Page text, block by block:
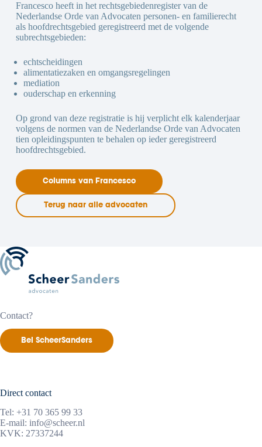
Francesco heeft in het rechtsgebiedenregister van de
Nederlandse Orde van Advocaten personen- en familierecht
als hoofdrechtsgebied geregistreerd met de volgende
subrechtsgebieden:
echtscheidingen
alimentatiezaken en omgangsregelingen
mediation
ouderschap en erkenning
Op grond van deze registratie is hij verplicht elk kalenderjaar
volgens de normen van de Nederlandse Orde van Advocaten
tien opleidingspunten te behalen op ieder geregistreerd
hoofdrechtsgebied.
Columns van Francesco
Terug naar alle advocaten
Contact?
Bel ScheerSanders
Direct contact
Tel: +31 70 365 99 33
E-mail: info@scheer.nl
KVK: 27337244